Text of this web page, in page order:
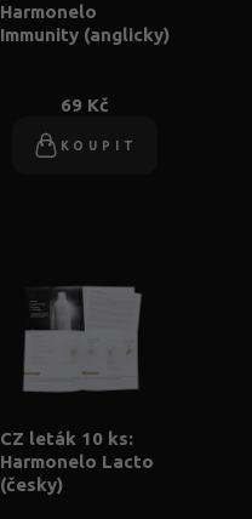
Harmonelo
Immunity (anglicky)
69 Kč
KOUPIT
CZ leták 10 ks:
Harmonelo Lacto
(česky)